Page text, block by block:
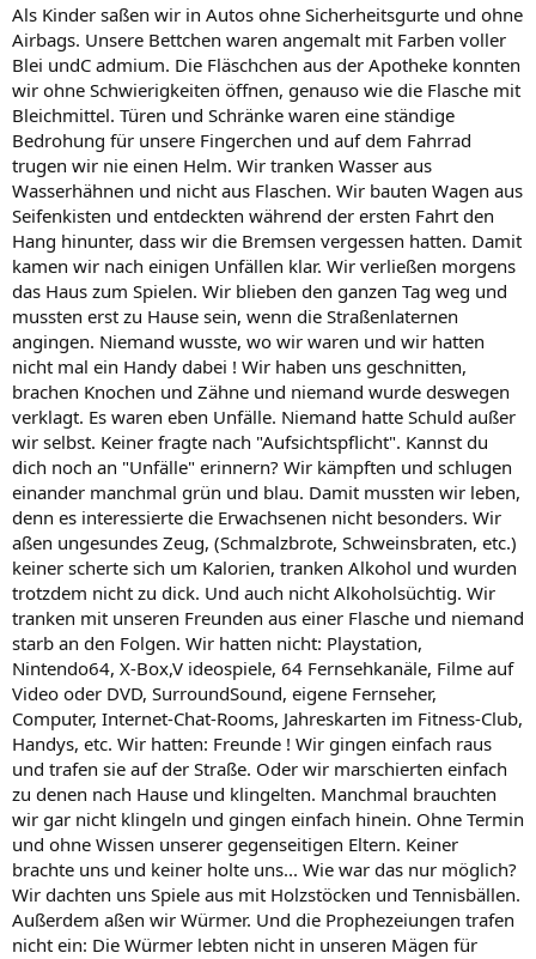
Als Kinder saßen wir in Autos ohne Sicherheitsgurte und ohne
Airbags. Unsere Bettchen waren angemalt mit Farben voller
Blei undC admium. Die Fläschchen aus der Apotheke konnten
wir ohne Schwierigkeiten öffnen, genauso wie die Flasche mit
Bleichmittel. Türen und Schränke waren eine ständige
Bedrohung für unsere Fingerchen und auf dem Fahrrad
trugen wir nie einen Helm. Wir tranken Wasser aus
Wasserhähnen und nicht aus Flaschen. Wir bauten Wagen aus
Seifenkisten und entdeckten während der ersten Fahrt den
Hang hinunter, dass wir die Bremsen vergessen hatten. Damit
kamen wir nach einigen Unfällen klar. Wir verließen morgens
das Haus zum Spielen. Wir blieben den ganzen Tag weg und
mussten erst zu Hause sein, wenn die Straßenlaternen
angingen. Niemand wusste, wo wir waren und wir hatten
nicht mal ein Handy dabei ! Wir haben uns geschnitten,
brachen Knochen und Zähne und niemand wurde deswegen
verklagt. Es waren eben Unfälle. Niemand hatte Schuld außer
wir selbst. Keiner fragte nach "Aufsichtspflicht". Kannst du
dich noch an "Unfälle" erinnern? Wir kämpften und schlugen
einander manchmal grün und blau. Damit mussten wir leben,
denn es interessierte die Erwachsenen nicht besonders. Wir
aßen ungesundes Zeug, (Schmalzbrote, Schweinsbraten, etc.)
keiner scherte sich um Kalorien, tranken Alkohol und wurden
trotzdem nicht zu dick. Und auch nicht Alkoholsüchtig. Wir
tranken mit unseren Freunden aus einer Flasche und niemand
starb an den Folgen. Wir hatten nicht: Playstation,
Nintendo64, X-Box,V ideospiele, 64 Fernsehkanäle, Filme auf
Video oder DVD, SurroundSound, eigene Fernseher,
Computer, Internet-Chat-Rooms, Jahreskarten im Fitness-Club,
Handys, etc. Wir hatten: Freunde ! Wir gingen einfach raus
und trafen sie auf der Straße. Oder wir marschierten einfach
zu denen nach Hause und klingelten. Manchmal brauchten
wir gar nicht klingeln und gingen einfach hinein. Ohne Termin
und ohne Wissen unserer gegenseitigen Eltern. Keiner
brachte uns und keiner holte uns... Wie war das nur möglich?
Wir dachten uns Spiele aus mit Holzstöcken und Tennisbällen.
Außerdem aßen wir Würmer. Und die Prophezeiungen trafen
nicht ein: Die Würmer lebten nicht in unseren Mägen für